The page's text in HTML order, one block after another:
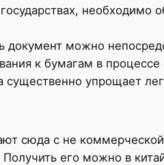
необходимо
можно
к бумагам в
упрощает
сюда с не
его можно в